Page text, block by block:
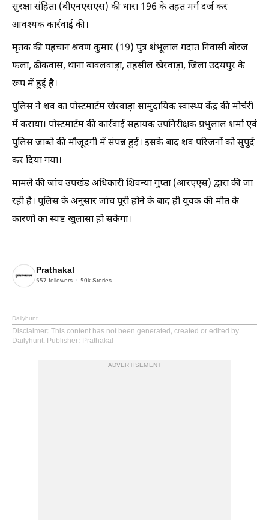
सुरक्षा संहिता (बीएनएसएस) की धारा 196 के तहत मर्ग दर्ज कर
आवश्यक कार्रवाई की।
मृतक की पहचान श्रवण कुमार (19) पुत्र शंभूलाल गदात निवासी बोरज
फला, ढीकवास, थाना बावलवाड़ा, तहसील खेरवाड़ा, जिला उदयपुर के
रूप में हुई है।
पुलिस ने शव का पोस्टमार्टम खेरवाड़ा सामुदायिक स्वास्थ्य केंद्र की मोर्चरी
में कराया। पोस्टमार्टम की कार्रवाई सहायक उपनिरीक्षक प्रभुलाल शर्मा एवं
पुलिस जाब्ते की मौजूदगी में संपन्न हुई। इसके बाद शव परिजनों को सुपुर्द
कर दिया गया।
मामले की जांच उपखंड अधिकारी शिवन्या गुप्ता (आरएएस) द्वारा की जा
रही है। पुलिस के अनुसार जांच पूरी होने के बाद ही युवक की मौत के
कारणों का स्पष्ट खुलासा हो सकेगा।
Prathakal
557 followers 50k Stories
Dailyhunt
Disclaimer: This content has not been generated, created or edited by
Dailyhunt. Publisher: Prathakal
ADVERTISEMENT